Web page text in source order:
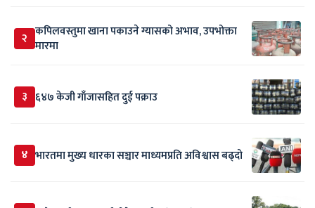
२ कपिलवस्तुमा खाना पकाउने ग्यासको अभाव, उपभोक्ता
मारमा
३ ६४७ केजी गाँजासहित दुई पक्राउ
४ भारतमा मुख्य धारका सञ्चार माध्यमप्रति अविश्वास बढ्दो